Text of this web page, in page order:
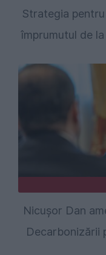
Strategia
împrumutul de
Nicușor Dan
Decarbonizării